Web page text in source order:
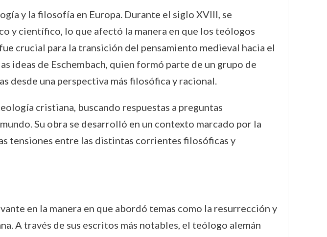
y la filosofía en Europa. Durante el siglo XVIII, se
y científico, lo que afectó la manera en que los teólogos
crucial para la transición del pensamiento medieval hacia el
de Eschembach, quien formó parte de un grupo de
desde una perspectiva más filosófica y racional.
cristiana, buscando respuestas a preguntas
Su obra se desarrolló en un contexto marcado por la
tensiones entre las distintas corrientes filosóficas y
en la manera en que abordó temas como la resurrección y
A través de sus escritos más notables, el teólogo alemán